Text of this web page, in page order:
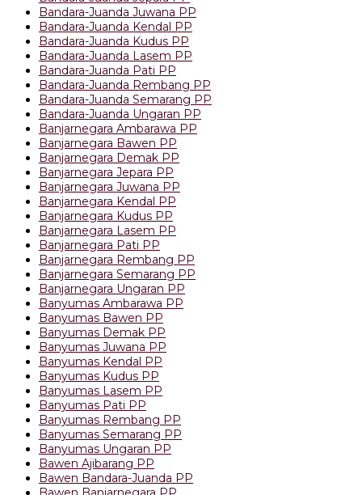
Bandara-Juanda Juwana PP
Bandara-Juanda Kendal PP
Bandara-Juanda Kudus PP
Bandara-Juanda Lasem PP
Bandara-Juanda Pati PP
Bandara-Juanda Rembang PP
Bandara-Juanda Semarang PP
Bandara-Juanda Ungaran PP
Banjarnegara Ambarawa PP
Banjarnegara Bawen PP
Banjarnegara Demak PP
Banjarnegara Jepara PP
Banjarnegara Juwana PP
Banjarnegara Kendal PP
Banjarnegara Kudus PP
Banjarnegara Lasem PP
Banjarnegara Pati PP
Banjarnegara Rembang PP
Banjarnegara Semarang PP
Banjarnegara Ungaran PP
Banyumas Ambarawa PP
Banyumas Bawen PP
Banyumas Demak PP
Banyumas Juwana PP
Banyumas Kendal PP
Banyumas Kudus PP
Banyumas Lasem PP
Banyumas Pati PP
Banyumas Rembang PP
Banyumas Semarang PP
Banyumas Ungaran PP
Bawen Ajibarang PP
Bawen Bandara-Juanda PP